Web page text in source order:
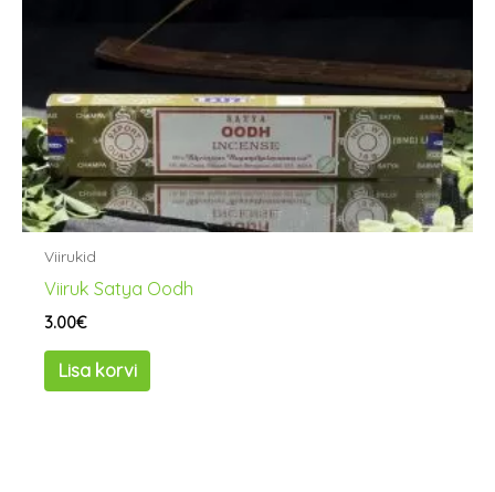
Viirukid
Viiruk Satya Oodh
3.00€
Lisa korvi